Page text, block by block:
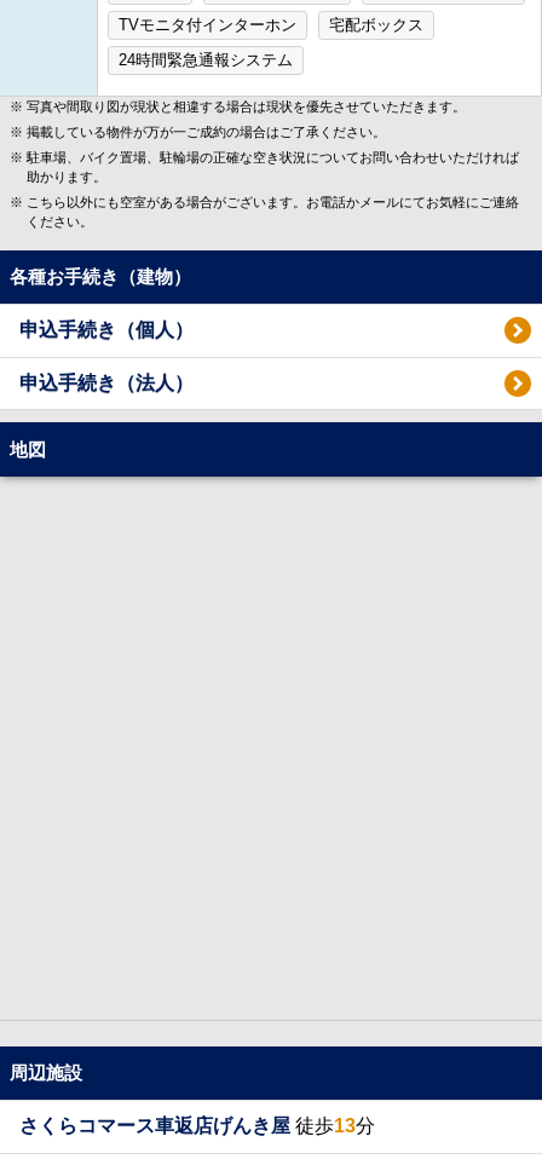
TVモニタ付インターホン
宅配ボックス
24時間緊急通報システム
写真や間取り図が現状と相違する場合は現状を優先させていただきます。
掲載している物件が万が一ご成約の場合はご了承ください。
駐車場、バイク置場、駐輪場の正確な空き状況についてお問い合わせいただければ
助かります。
こちら以外にも空室がある場合がございます。お電話かメールにてお気軽にご連絡
ください。
各種お手続き（建物）
申込手続き（個人）
申込手続き（法人）
地図
周辺施設
さくらコマース車返店げんき屋 徒歩13分